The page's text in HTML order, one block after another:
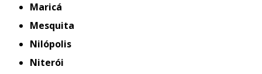
Maricá
Mesquita
Nilópolis
Niterói